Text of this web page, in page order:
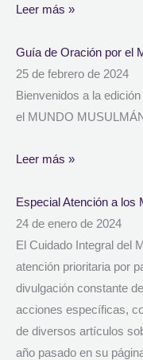
Leer más »
Guía de Oración por el
25 de febrero de 2024
Bienvenidos a la
el MUNDO
Leer más »
Especial Atención a los
24 de enero de 2024
El Cuidado Integral del
atención prioritaria por
divulgación constante
acciones específicas,
de diversos artículos
año pasado en su